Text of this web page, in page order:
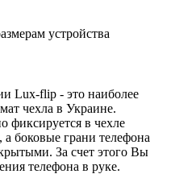
устройства
Lux-flip - это наиболее
чехла в Украине.
фиксируется в чехле
а боковые грани телефона
За счет этого Вы
телефона в руке.